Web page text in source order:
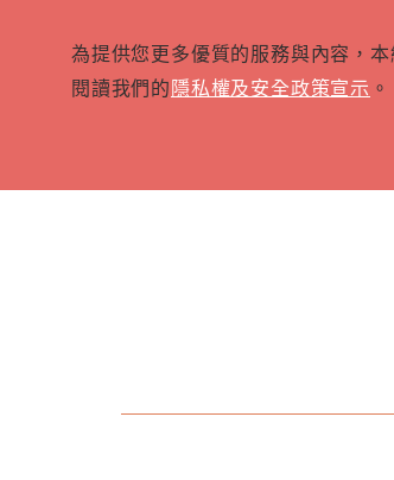
為提供您更多優質的服務與內容，
閱讀我們的隱私權及安全政策宣示 。